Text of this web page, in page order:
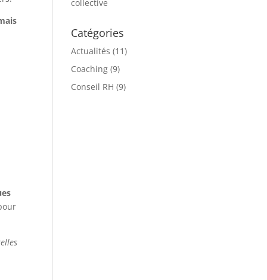
collective
Catégories
Actualités (11)
Coaching (9)
Conseil RH (9)